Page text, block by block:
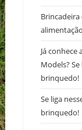
Já
Models?
brinquedo!
Se liga
brinquedo!